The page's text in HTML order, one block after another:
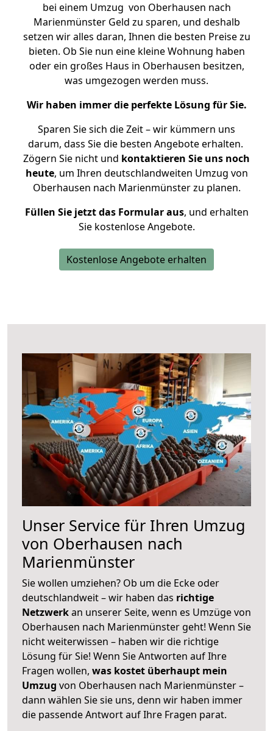
bei einem Umzug von Oberhausen nach
Marienmünster Geld zu sparen, und deshalb
setzen wir alles daran, Ihnen die besten Preise zu
bieten. Ob Sie nun eine kleine Wohnung haben
oder ein großes Haus in Oberhausen besitzen,
was umgezogen werden muss.
Wir haben immer die perfekte Lösung für Sie.
Sparen Sie sich die Zeit – wir kümmern uns
darum, dass Sie die besten Angebote erhalten.
Zögern Sie nicht und kontaktieren Sie uns noch
heute, um Ihren deutschlandweiten Umzug von
Oberhausen nach Marienmünster zu planen.
Füllen Sie jetzt das Formular aus, und erhalten
Sie kostenlose Angebote.
Kostenlose Angebote erhalten
Unser Service für Ihren Umzug
von Oberhausen nach
Marienmünster
Sie wollen umziehen? Ob um die Ecke oder
deutschlandweit – wir haben das richtige
Netzwerkan unserer Seite, wenn es Umzüge von
Oberhausen nach Marienmünster geht! Wenn Sie
nicht weiterwissen – haben wir die richtige
Lösung für Sie! Wenn Sie Antworten auf Ihre
Fragen wollen, was kostet überhaupt mein
Umzug von Oberhausen nach Marienmünster –
dann wählen Sie sie uns, denn wir haben immer
die passende Antwort auf Ihre Fragen parat.